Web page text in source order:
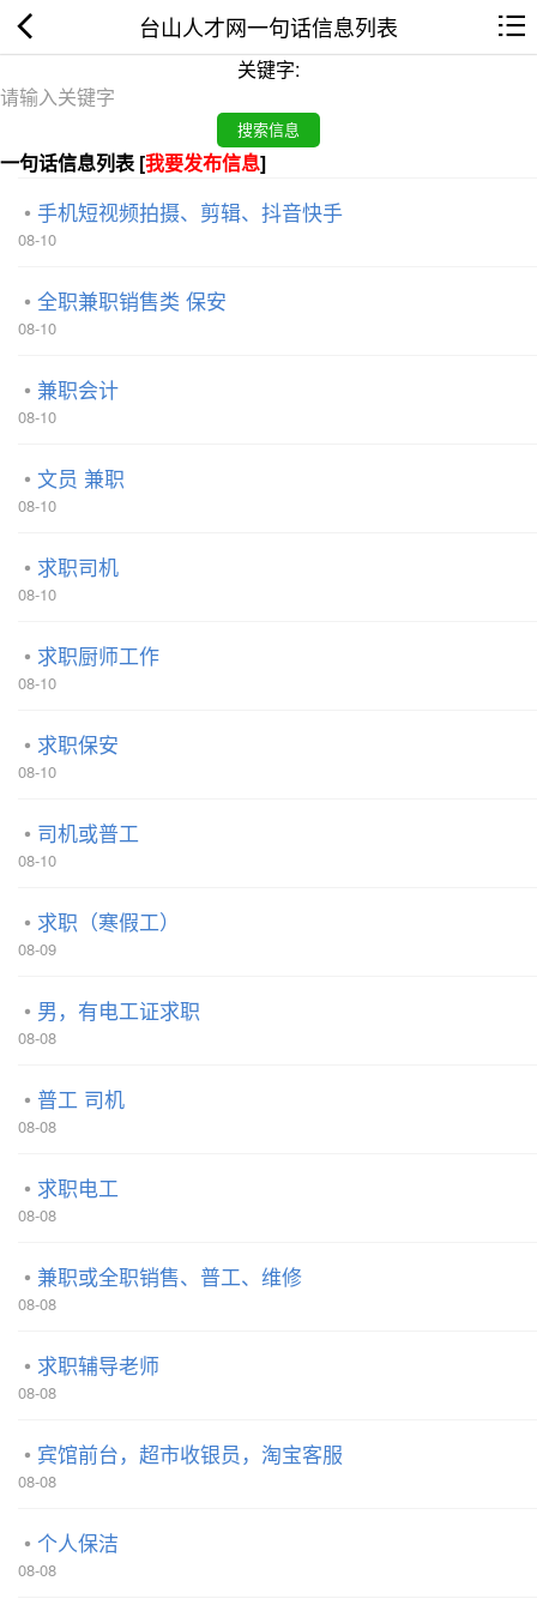
台山人才网一句话信息列表
关键字:
一句话信息列表 [我要发布信息]
手机短视频拍摄、剪辑、抖音快手
08-10
全职兼职销售类 保安
08-10
兼职会计
08-10
文员 兼职
08-10
求职司机
08-10
求职厨师工作
08-10
求职保安
08-10
司机或普工
08-10
求职（寒假工）
08-09
男，有电工证求职
08-08
普工 司机
08-08
求职电工
08-08
兼职或全职销售、普工、维修
08-08
求职辅导老师
08-08
宾馆前台，超市收银员，淘宝客服
08-08
个人保洁
08-08